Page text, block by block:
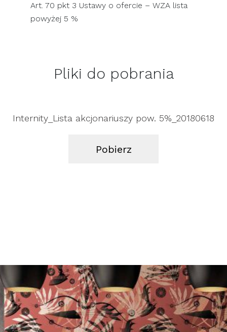
Art. 70 pkt 3 Ustawy o ofercie – WZA lista
powyżej 5 %
Pliki do pobrania
Internity_Lista akcjonariuszy pow. 5%_20180618
Pobierz